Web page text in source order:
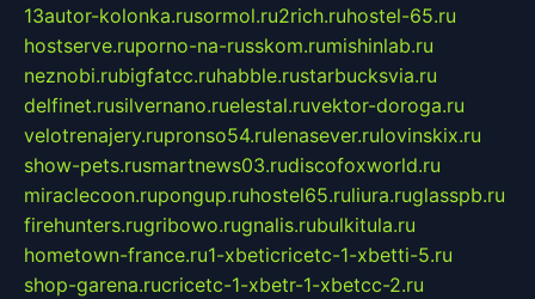
13autor-kolonka.rusormol.ru2rich.ruhostel-65.ru
hostserve.ruporno-na-russkom.rumishinlab.ru
neznobi.rubigfatcc.ruhabble.rustarbucksvia.ru
delfinet.rusilvernano.ruelestal.ruvektor-doroga.ru
velotrenajery.rupronso54.rulenasever.rulovinskix.ru
show-pets.rusmartnews03.rudiscofoxworld.ru
miraclecoon.rupongup.ruhostel65.ruliura.ruglasspb.ru
firehunters.rugribowo.rugnalis.rubulkitula.ru
hometown-france.ru1-xbeticricetc-1-xbetti-5.ru
shop-garena.rucricetc-1-xbetr-1-xbetcc-2.ru